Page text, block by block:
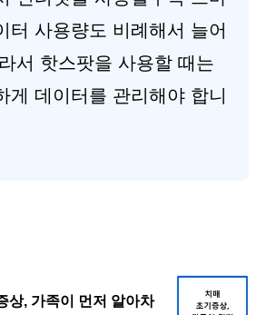
터 사용량도 비례해서 늘어
서 핫스팟을 사용할 때는
게 데이터를 관리해야 합니
상, 가족이 먼저 알아차